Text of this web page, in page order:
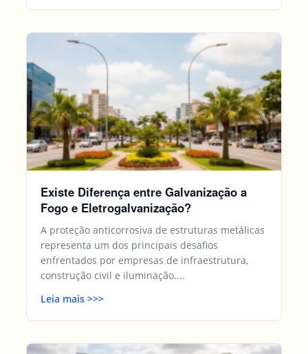
Existe Diferença entre Galvanização a
Fogo e Eletrogalvanização?
A proteção anticorrosiva de estruturas metálicas
representa um dos principais desafios
enfrentados por empresas de infraestrutura,
construção civil e iluminação....
Leia mais>>>